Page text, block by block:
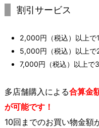
割引サービス
2,000円（税込）以上で
5,000円（税込）以上で
7,000円（税込）以上で
多店舗購入による合算金
が可能です！
10回までのお買い物金額